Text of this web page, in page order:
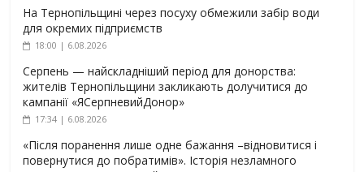
На Тернопільщині через посуху обмежили забір води
для окремих підприємств
18:00 | 6.08.2026
Серпень — найскладніший період для донорства:
жителів Тернопільщини закликають долучитися до
кампанії «ЯСерпневийДонор»
17:34 | 6.08.2026
«Після поранення лише одне бажання –відновитися і
повернутися до побратимів». Історія незламного